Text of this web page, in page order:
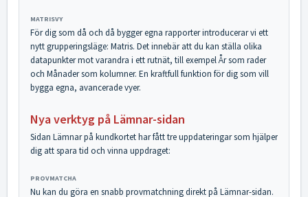
MATRISVY
För dig som då och då bygger egna rapporter introducerar vi ett
nytt grupperingsläge: Matris. Det innebär att du kan ställa olika
datapunkter mot varandra i ett rutnät, till exempel År som rader
och Månader som kolumner. En kraftfull funktion för dig som vill
bygga egna, avancerade vyer.
Nya verktyg på Lämnar-sidan
Sidan Lämnar på kundkortet har fått tre uppdateringar som hjälper
dig att spara tid och vinna uppdraget:
PROVMATCHA
Nu kan du göra en snabb provmatchning direkt på Lämnar-sidan.